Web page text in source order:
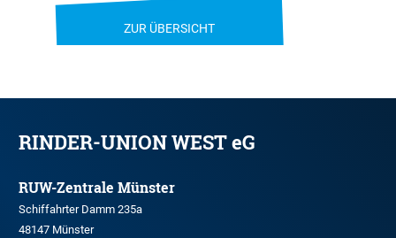
ZUR ÜBERSICHT
RINDER-UNION WEST eG
RUW-Zentrale Münster
Schiffahrter Damm 235a
48147 Münster